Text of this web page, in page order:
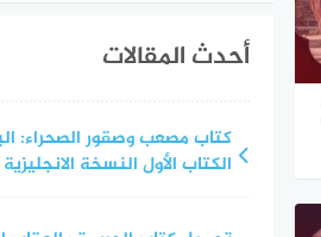
أحدث المقالات
كتاب مصعب وصقور الصحراء:
الكتاب الأول النسخة الانجليزية